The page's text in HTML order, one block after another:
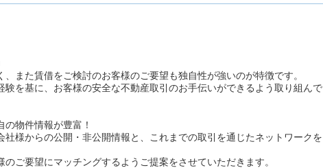
また賃借をご検討のお客様のご要望も独自性が強いのが特徴です。
験を基に、お客様の安全な不動産取引のお手伝いができるよう取り組んで
物件情報が豊富！
様からの公開・非公開情報と、これまでの取引を通じたネットワークを
ご要望にマッチングするようご提案をさせていただきます。